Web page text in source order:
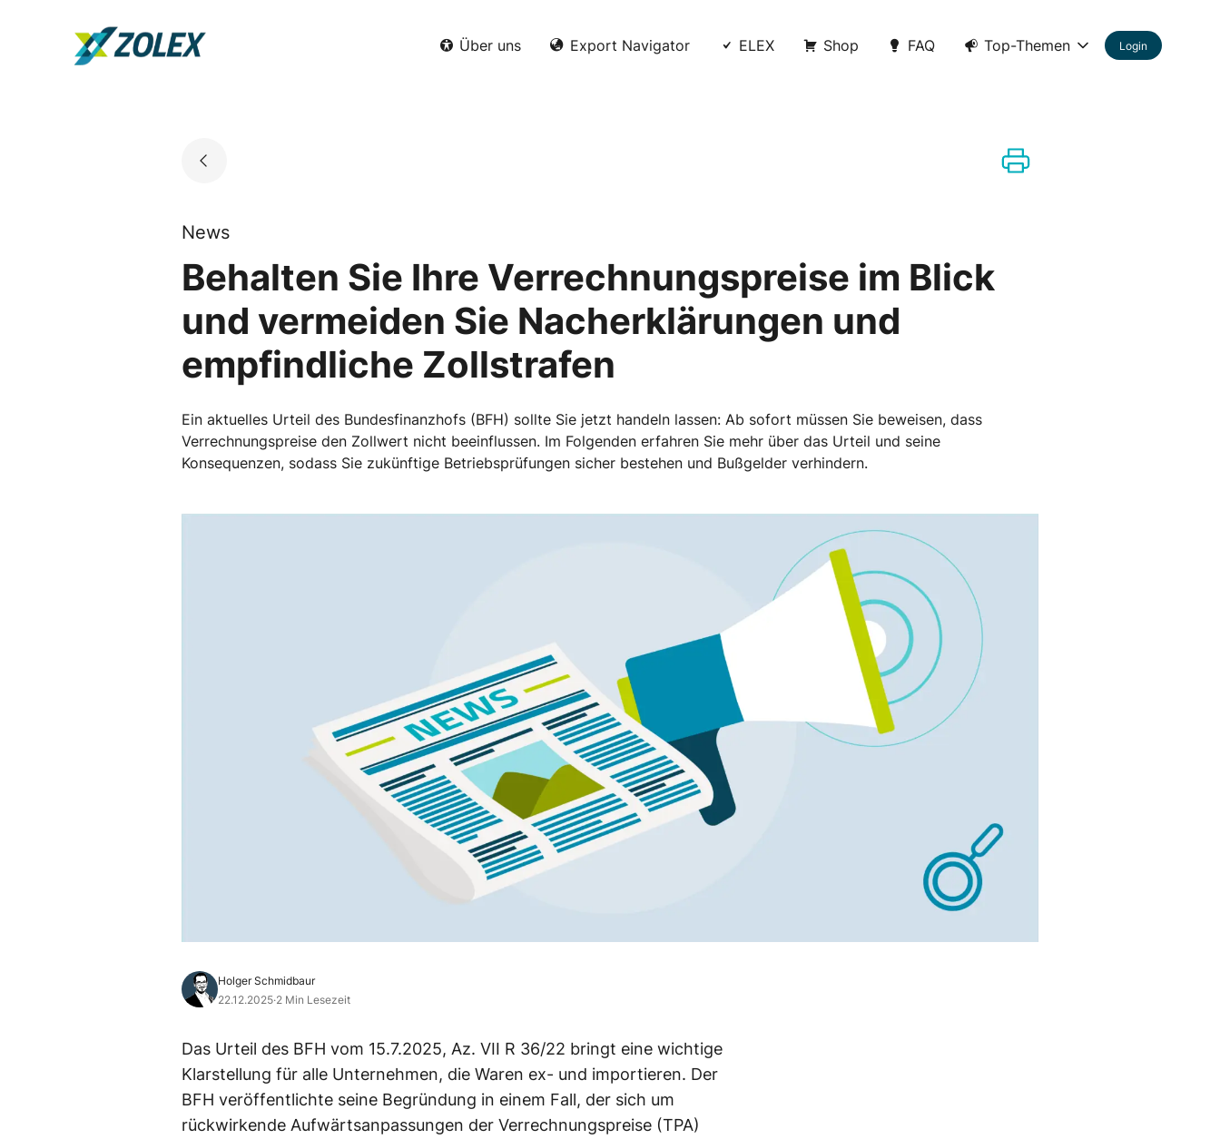
Go to landing page.
Über uns Export Navigator ELEX Shop FAQ Top-Themen Login
News
Behalten Sie Ihre Verrechnungspreise im Blick
und vermeiden Sie Nacherklärungen und
empfindliche Zollstrafen
Ein aktuelles Urteil des Bundesfinanzhofs (BFH) sollte Sie jetzt handeln lassen: Ab sofort müssen Sie beweisen, dass
Verrechnungspreise den Zollwert nicht beeinflussen. Im Folgenden erfahren Sie mehr über das Urteil und seine
Konsequenzen, sodass Sie zukünftige Betriebsprüfungen sicher bestehen und Bußgelder verhindern.
Holger Schmidbaur
22.12.2025·2 Min Lesezeit
Das Urteil des BFH vom 15.7.2025, Az. VII R 36/22 bringt eine wichtige
Klarstellung für alle Unternehmen, die Waren ex- und importieren. Der
BFH veröffentlichte seine Begründung in einem Fall, der sich um
rückwirkende Aufwärtsanpassungen der Verrechnungspreise (TPA)